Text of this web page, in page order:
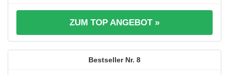
ZUM TOP ANGEBOT »
8